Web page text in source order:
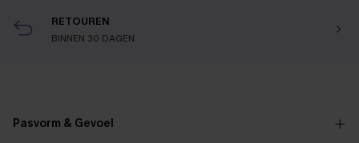
RETOUREN
BINNEN 30 DAGEN
Pasvorm & Gevoel